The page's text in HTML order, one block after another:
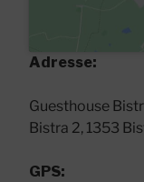
Adresse:
Guesthouse
Bistra 2, 1353
GPS: